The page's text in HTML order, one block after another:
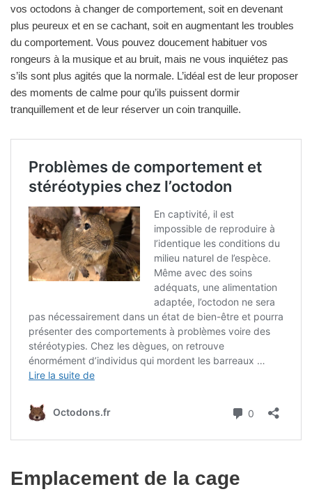
vos octodons à changer de comportement, soit en devenant
plus peureux et en se cachant, soit en augmentant les troubles
du comportement. Vous pouvez doucement habituer vos
rongeurs à la musique et au bruit, mais ne vous inquiétez pas
s’ils sont plus agités que la normale. L’idéal est de leur proposer
des moments de calme pour qu’ils puissent dormir
tranquillement et de leur réserver un coin tranquille.
Emplacement de la cage